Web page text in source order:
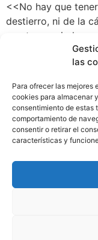
las
Para ofrecer las mejores
cookies para almacenar
consentimiento de estas
comportamiento de
consentir o retirar el
características y
<<No hay que
destierro, ni de la
que tener miedo
Frigia En esta
dónde surge y de
para